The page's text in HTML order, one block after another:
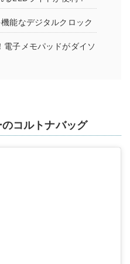
能なデジタルクロック
子メモパッドがダイソ
コルトナバッグ